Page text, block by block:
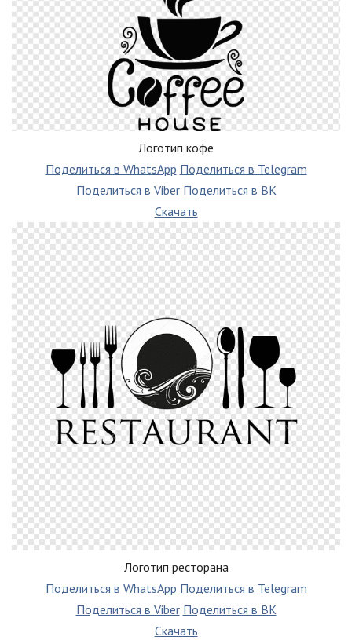
Логотип кофе
Поделиться в WhatsApp Поделиться в Telegram
Поделиться в Viber Поделиться в ВК
Скачать
Логотип ресторана
Поделиться в WhatsApp Поделиться в Telegram
Поделиться в Viber Поделиться в ВК
Скачать